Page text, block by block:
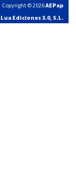
Copyright © 2026AEPap
Lua Ediciones 3.0, S.L.